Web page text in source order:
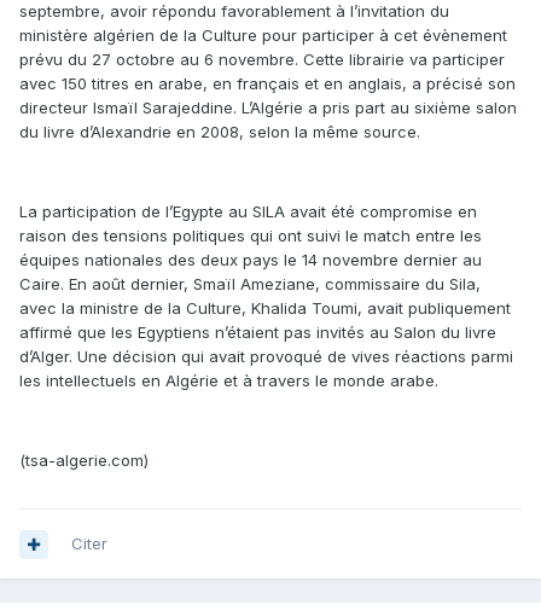
septembre, avoir répondu favorablement à l’invitation du
ministère algérien de la Culture pour participer à cet évènement
prévu du 27 octobre au 6 novembre. Cette librairie va participer
avec 150 titres en arabe, en français et en anglais, a précisé son
directeur Ismaïl Sarajeddine. L’Algérie a pris part au sixième salon
du livre d’Alexandrie en 2008, selon la même source.
La participation de l’Egypte au SILA avait été compromise en
raison des tensions politiques qui ont suivi le match entre les
équipes nationales des deux pays le 14 novembre dernier au
Caire. En août dernier, Smaïl Ameziane, commissaire du Sila,
avec la ministre de la Culture, Khalida Toumi, avait publiquement
affirmé que les Egyptiens n’étaient pas invités au Salon du livre
d’Alger. Une décision qui avait provoqué de vives réactions parmi
les intellectuels en Algérie et à travers le monde arabe.
(tsa-algerie.com)
Citer